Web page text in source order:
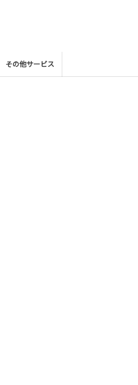
その他サービス